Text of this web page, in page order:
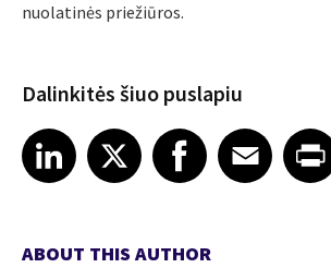
nuolatinės priežiūros.
Dalinkitės šiuo puslapiu
Share article on LinkedIn
LinkedIn
Share article on XShare article on Facebook
Facebook
Share article on Email
EmailShare
ABOUT THIS AUTHOR